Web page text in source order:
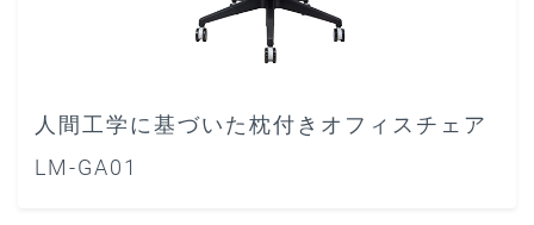
人間工学に基づいた枕付きオフィスチェア
LM-GA01